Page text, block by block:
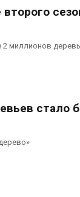
2 миллионов
стало